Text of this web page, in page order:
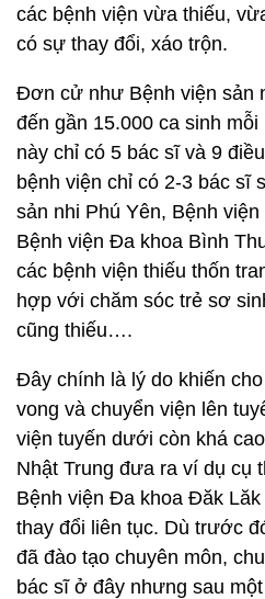
các bệnh viện vừa thiếu,
có sự thay đổi, xáo trộn.
Đơn cử như Bệnh viện sản
đến gần 15.000 ca sinh
này chỉ có 5 bác sĩ và 9
bệnh viện chỉ có 2-3 bác sĩ
sản nhi Phú Yên, Bệnh
Bệnh viện Đa khoa Bình
các bệnh viện thiếu thốn
hợp với chăm sóc trẻ sơ
cũng thiếu….
Đây chính là lý do khiến
vong và chuyển viện lên
viện tuyến dưới còn khá
Nhật Trung đưa ra ví dụ cụ
Bệnh viện Đa khoa Đăk
thay đổi liên tục. Dù trước
đã đào tạo chuyên môn,
bác sĩ ở đây nhưng sau